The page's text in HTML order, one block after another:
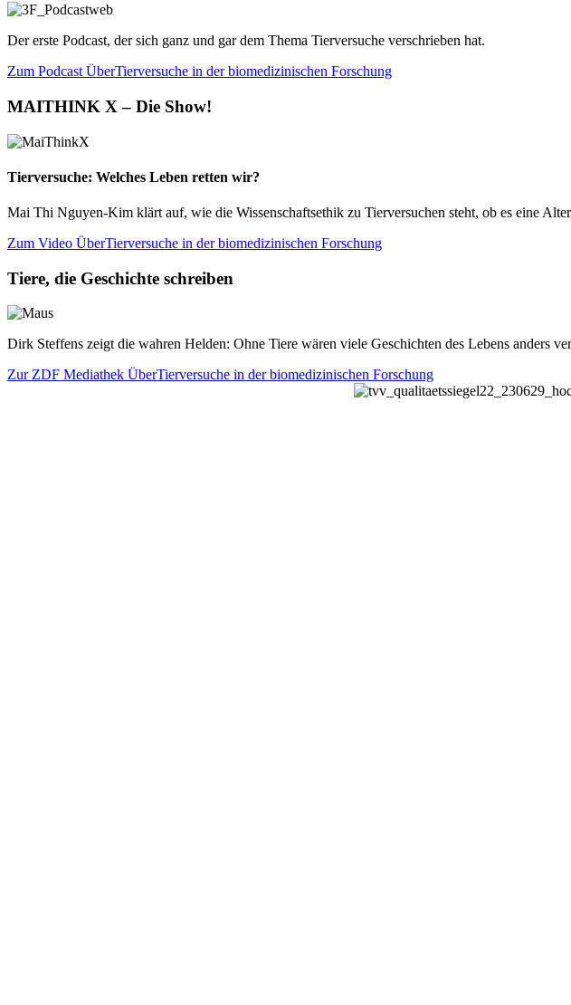
Der erste Podcast, der sich ganz und gar dem Thema Tierversuche verschrieben hat.
Zum Podcast ÜberTierversuche in der biomedizinischen Forschung
MAITHINK X – Die Show!
Tierversuche: Welches Leben retten wir?
Mai Thi Nguyen-Kim klärt auf, wie die Wissenschaftsethik zu Tierversuchen steht, ob es eine
Zum Video ÜberTierversuche in der biomedizinischen Forschung
Tiere, die Geschichte schreiben
Dirk Steffens zeigt die wahren Helden: Ohne Tiere wären viele Geschichten des Lebens anders
Zur ZDF Mediathek ÜberTierversuche in der biomedizinischen Forschung